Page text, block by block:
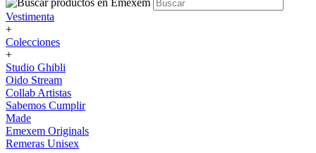
Vestimenta
+
Colecciones
+
Studio Ghibli
Oido Stream
Collab Artistas
Sabemos Cumplir
Made
Emexem Originals
Remeras Unisex